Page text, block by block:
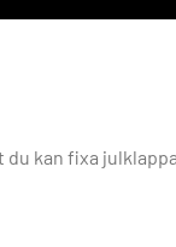
du kan fixa